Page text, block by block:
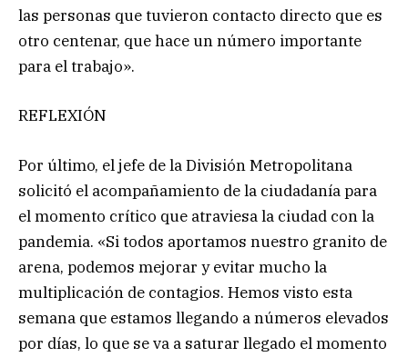
las personas que tuvieron contacto directo que es
otro centenar, que hace un número importante
para el trabajo».
REFLEXIÓN
Por último, el jefe de la División Metropolitana
solicitó el acompañamiento de la ciudadanía para
el momento crítico que atraviesa la ciudad con la
pandemia. «Si todos aportamos nuestro granito de
arena, podemos mejorar y evitar mucho la
multiplicación de contagios. Hemos visto esta
semana que estamos llegando a números elevados
por días, lo que se va a saturar llegado el momento